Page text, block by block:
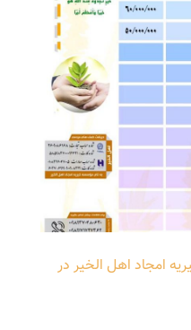
امجاد اهل الخیر در